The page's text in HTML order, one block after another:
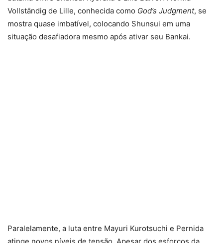
Vollständig de Lille, conhecida como God’s Judgment, se
mostra quase imbatível, colocando Shunsui em uma
situação desafiadora mesmo após ativar seu Bankai.
Paralelamente, a luta entre Mayuri Kurotsuchi e Pernida